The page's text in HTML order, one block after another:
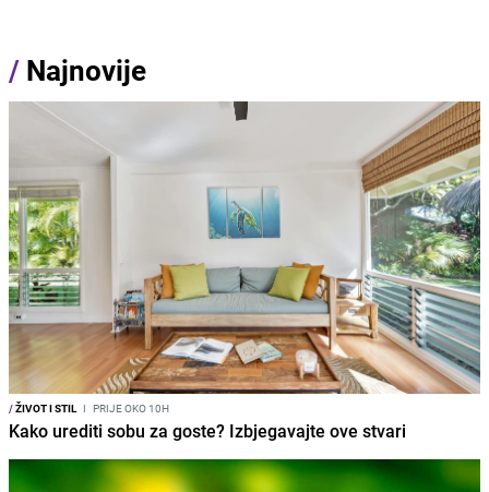
/ Najnovije
/ŽIVOT I STIL I PRIJE OKO 10H
Kako urediti sobu za goste? Izbjegavajte ove stvari